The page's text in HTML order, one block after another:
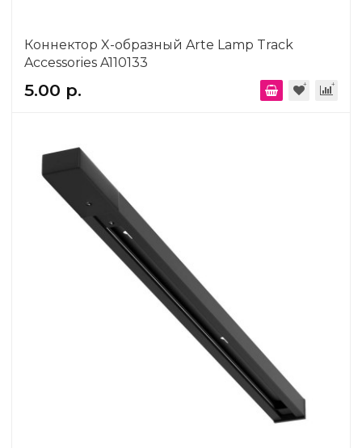
Коннектор X-образный Arte Lamp Track
Accessories A110133
5.00 р.